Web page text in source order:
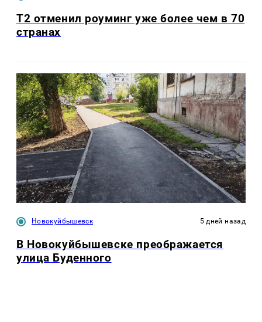
Т2 отменил роуминг уже более чем в 70
странах
Новокуйбышевск 5 дней назад
В Новокуйбышевске преображается
улица Буденного